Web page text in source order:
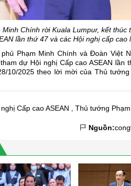
Chính rời Kuala Lumpur, kết thúc
lần thứ 47 và các Hội nghị cấp cao
Phạm Minh Chính và Đoàn Việt
dự Hội nghị Cấp cao ASEAN lần
10/2025 theo lời mời của Thủ
Cấp cao ASEAN , Thủ tướng
Nguồn: